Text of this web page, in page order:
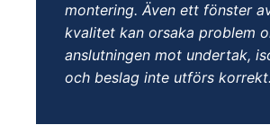
montering. Även ett fönster
kvalitet kan orsaka problem
anslutningen mot undertak,
och beslag inte utförs korrekt.